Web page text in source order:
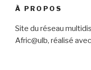
À PROPOS
Site du réseau
Afric@ulb, réalisé